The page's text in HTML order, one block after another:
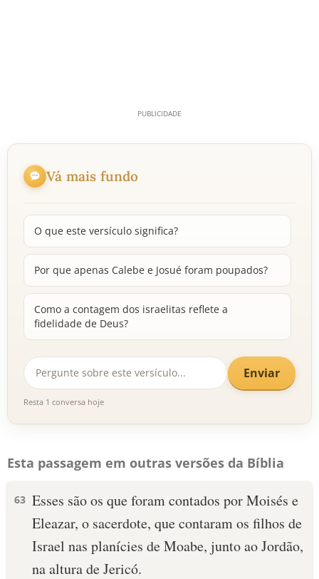
Vá mais fundo
O que este versículo significa?
Por que apenas Calebe e Josué foram poupados?
Como a contagem dos israelitas reflete a
fidelidade de Deus?
Enviar
Resta 1 conversa hoje
Esta passagem em outras versões da Bíblia
63 Esses são os que foram contados por Moisés e
Eleazar, o sacerdote, que contaram os filhos de
Israel nas planícies de Moabe, junto ao Jordão,
na altura de Jericó.